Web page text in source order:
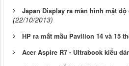
Japan Display ra màn hình mật độ
(22/10/2013)
HP ra mắt mẫu Pavilion 14 và 15
Acer Aspire R7 - Ultrabook kiểu